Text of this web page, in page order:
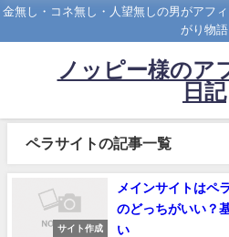
金無し・コネ無し・人望無しの男がアフ
がり物語
ノッピー様のア
日記
ペラサイトの記事一覧
サイト作成
メインサイトはペ
のどっちがいい？
い